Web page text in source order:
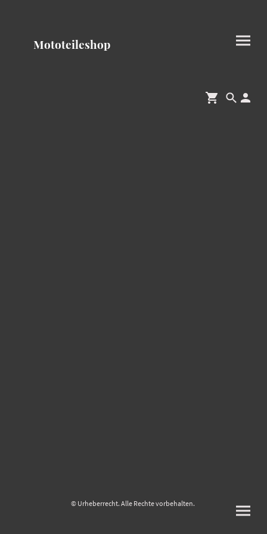
Mototeileshop
© Urheberrecht. Alle Rechte vorbehalten.